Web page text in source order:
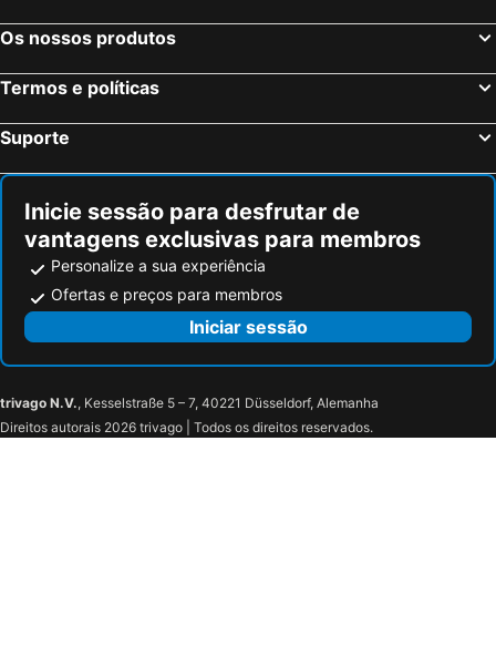
Os nossos produtos
Termos e políticas
Suporte
Inicie sessão para desfrutar de
vantagens exclusivas para membros
Personalize a sua experiência
Ofertas e preços para membros
Iniciar sessão
trivago N.V., Kesselstraße 5 – 7, 40221 Düsseldorf, Alemanha
Direitos autorais 2026 trivago | Todos os direitos reservados.